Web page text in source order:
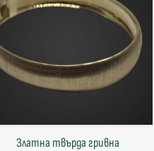
Златна твърда гривнa